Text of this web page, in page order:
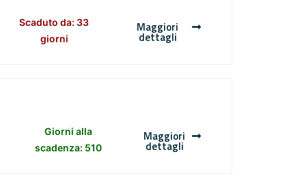
Scaduto da: 33
giorni
Maggiori
dettagli
Giorni alla
scadenza: 510
Maggiori
dettagli